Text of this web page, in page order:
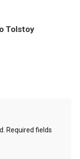
Tolstoy
Required fields